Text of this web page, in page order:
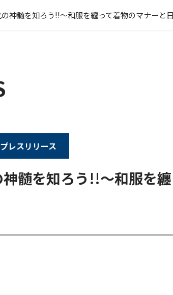
の神髄を知ろう!!～和服を纏って着物のマナーと
レスリリース
神髄を知ろう!!～和服を